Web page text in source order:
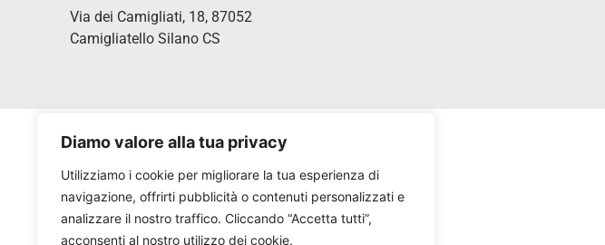
Diamo valore alla tua privacy
Utilizziamo i cookie per migliorare la tua esperienza di
navigazione, offrirti pubblicità o contenuti personalizzati e
analizzare il nostro traffico. Cliccando “Accetta tutti”,
acconsenti al nostro utilizzo dei cookie.
Via dei Camigliati, 18, 87052
Camigliatello Silano CS